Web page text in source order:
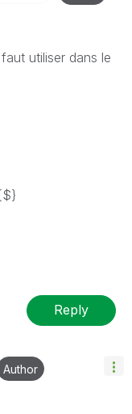
utiliser dans le
Reply
Author